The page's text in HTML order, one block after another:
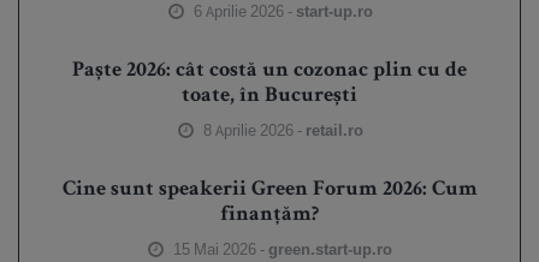
6 Aprilie 2026 - start-up.ro
Paște 2026: cât costă un cozonac plin cu de
toate, în București
8 Aprilie 2026 - retail.ro
Cine sunt speakerii Green Forum 2026: Cum
finanțăm?
15 Mai 2026 - green.start-up.ro